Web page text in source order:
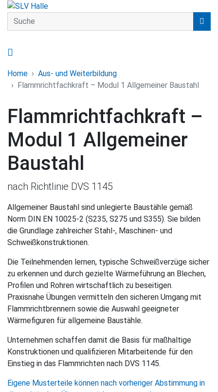
Suche
Home
Aus- und Weiterbildung
Flammrichtfachkraft – Modul 1 Allgemeiner Baustahl
Flammrichtfachkraft –
Modul 1 Allgemeiner
Baustahl
nach Richtlinie DVS 1145
Allgemeiner Baustahl sind unlegierte Baustähle gemäß
Norm DIN EN 10025-2 (S235, S275 und S355). Sie bilden
die Grundlage zahlreicher Stahl-, Maschinen- und
Schweißkonstruktionen.
Die Teilnehmenden lernen, typische Schweißverzüge sicher
zu erkennen und durch gezielte Wärmeführung an Blechen,
Profilen und Rohren wirtschaftlich zu beseitigen.
Praxisnahe Übungen vermitteln den sicheren Umgang mit
Flammrichtbrennern sowie die Auswahl geeigneter
Wärmefiguren für allgemeine Baustähle.
Unternehmen schaffen damit die Basis für maßhaltige
Konstruktionen und qualifizieren Mitarbeitende für den
Einstieg in das Flammrichten nach DVS 1145.
Eigene Musterteile können nach vorheriger Abstimmung in